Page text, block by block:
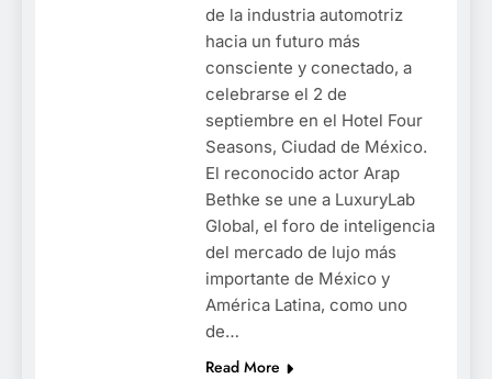
de la industria automotriz
hacia un futuro más
consciente y conectado, a
celebrarse el 2 de
septiembre en el Hotel Four
Seasons, Ciudad de México.
El reconocido actor Arap
Bethke se une a LuxuryLab
Global, el foro de inteligencia
del mercado de lujo más
importante de México y
América Latina, como uno
de…
Read More